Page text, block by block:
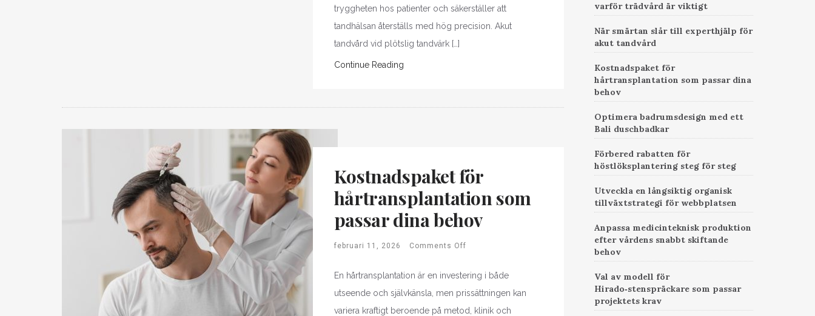
tryggheten hos patienter och säkerställer att
tandhälsan återställs med hög precision. Akut
tandvård vid plötslig tandvärk […]
Continue Reading
Kostnadspaket för
hårtransplantation som
passar dina behov
februari 11, 2026 Comments Off
En hårtransplantation är en investering i både
utseende och självkänsla, men prissättningen kan
variera kraftigt beroende på metod, klinik och
varför trädvård är viktigt
När smärtan slår till experthjälp för
akut tandvård
Kostnadspaket för
hårtransplantation som passar dina
behov
Optimera badrumsdesign med ett
Bali duschbadkar
Förbered rabatten för
höstlöksplantering steg för steg
Utveckla en långsiktig organisk
tillväxtstrategi för webbplatsen
Anpassa medicinteknisk produktion
efter vårdens snabbt skiftande
behov
Val av modell för
Hirado‑stenspräckare som passar
projektets krav